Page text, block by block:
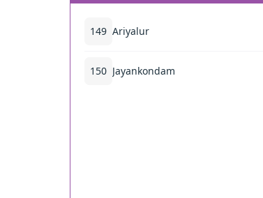
149 Ariyalur
150 Jayankondam